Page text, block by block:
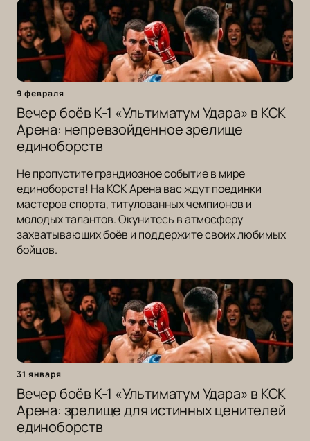
9 февраля
Вечер боёв К-1 «Ультиматум Удара» в КСК
Арена: непревзойденное зрелище
единоборств
Не пропустите грандиозное событие в мире
единоборств! На КСК Арена вас ждут поединки
мастеров спорта, титулованных чемпионов и
молодых талантов. Окунитесь в атмосферу
захватывающих боёв и поддержите своих любимых
бойцов.
31 января
Вечер боёв К-1 «Ультиматум Удара» в КСК
Арена: зрелище для истинных ценителей
единоборств